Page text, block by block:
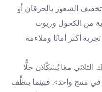
الشعور بالحرقان أو
من الكحول وزيوت
أكثر أمانًا وملاءمة
الثلاثي معًا يُشكّلان حلًّا
في منتج واحد». فبينما ينظِّف